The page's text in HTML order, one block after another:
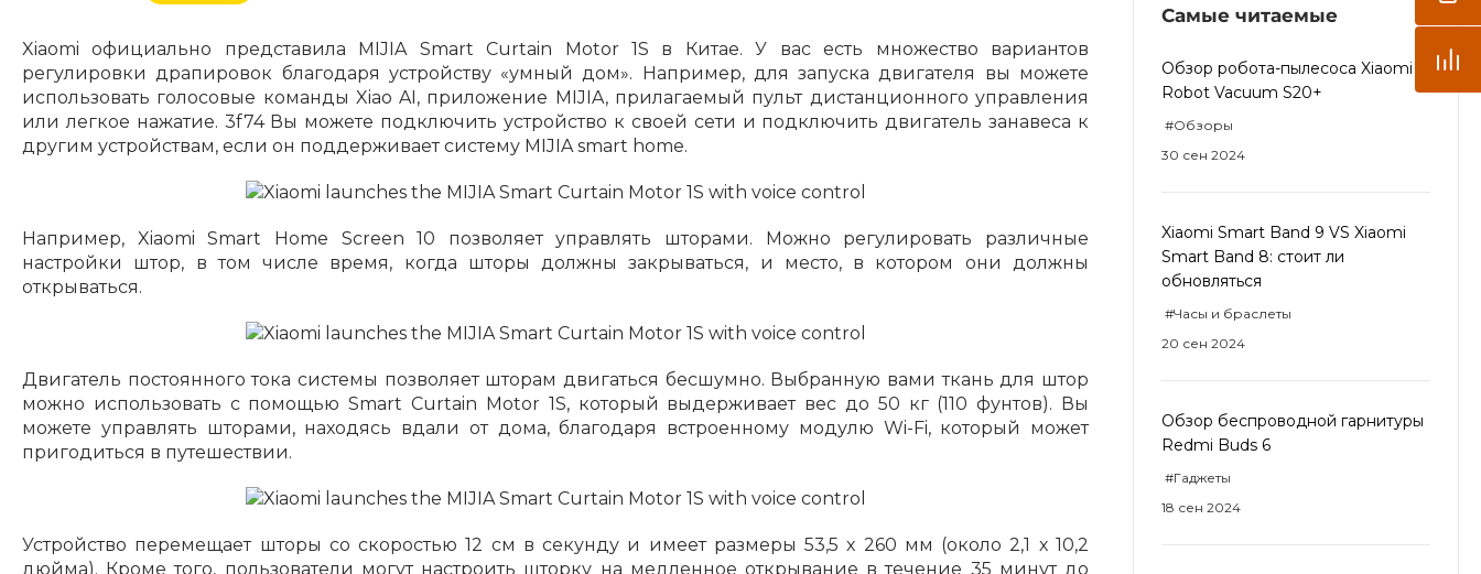
График платежей
Сегодня
Оплачивайте сегодня только
25% картой любого банка
Получайте товарвыбранный способом
Самые читаемые
Обзор робота-пылесоса Xiaomi
Robot Vacuum S20+
#Обзоры
30 сен 2024
Xiaomi Smart Band 9 VS Xiaomi
Smart Band 8: стоит ли
обновляться
#Часы и браслеты
20 сен 2024
Обзор беспроводной гарнитуры
Redmi Buds 6
#Гаджеты
18 сен 2024
Xiaomi официально представила MIJIA Smart Curtain Motor 1S в Китае. У вас есть множество вариантов
регулировки драпировок благодаря устройству «умный дом». Например, для запуска двигателя вы можете
использовать голосовые команды Xiao AI, приложение MIJIA, прилагаемый пульт дистанционного управления
или легкое нажатие. 3f74 Вы можете подключить устройство к своей сети и подключить двигатель занавеса к
другим устройствам, если он поддерживает систему MIJIA smart home.
Например, Xiaomi Smart Home Screen 10 позволяет управлять шторами. Можно регулировать различные
настройки штор, в том числе время, когда шторы должны закрываться, и место, в котором они должны
открываться.
Двигатель постоянного тока системы позволяет шторам двигаться бесшумно. Выбранную вами ткань для штор
можно использовать с помощью Smart Curtain Motor 1S, который выдерживает вес до 50 кг (110 фунтов). Вы
можете управлять шторами, находясь вдали от дома, благодаря встроенному модулю Wi-Fi, который может
пригодиться в путешествии.
Устройство перемещает шторы со скоростью 12 см в секунду и имеет размеры 53,5 х 260 мм (около 2,1 х 10,2
дюйма). Кроме того, пользователи могут настроить шторку на медленное открывание в течение 35 минут до